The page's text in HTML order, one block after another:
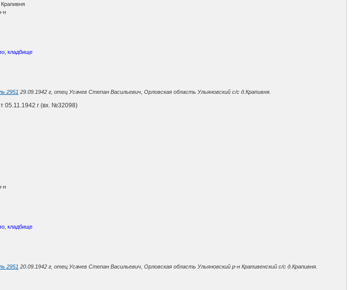
н
кладбище
2951 29.09.1942 г, отец Усачев Степан Васильевич, Орловская область Ульяновский с/с д.Крапивня.
05.11.1942 г (вх. №32098)
н
кладбище
2951 20.09.1942 г, отец Усачев Степан Васильевич, Орловская область Ульяновский р-н Крапивенский с/с д.Крапивня.